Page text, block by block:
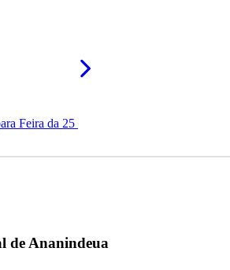
Feira da 25
de Ananindeua